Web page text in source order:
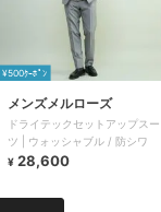
¥500ｸｰﾎﾟﾝ
メンズメルローズ
ドライテックセットアップスー
ツ | ウォッシャブル / 防シワ
¥ 28,600